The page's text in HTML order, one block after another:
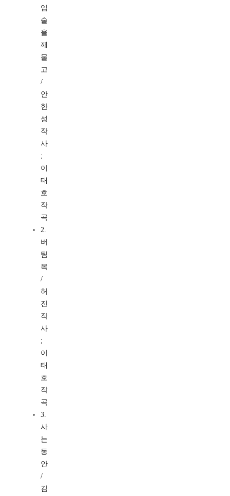
입
술
을
깨
물
고
/
안
한
성
작
사
;
이
태
호
작
곡
2.
버
팀
목
/
허
진
작
사
;
이
태
호
작
곡
3.
사
는
동
안
/
김